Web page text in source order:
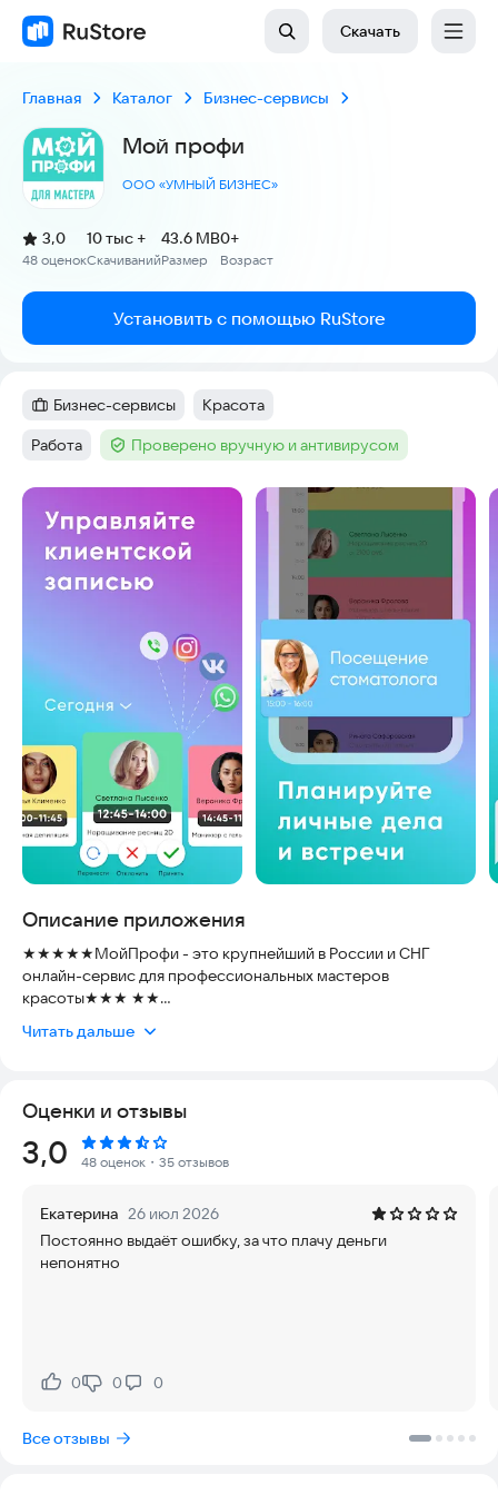
Скачать
Главная Каталог Бизнес-сервисы
Мой профи
ООО «УМНЫЙ БИЗНЕС»
Рейтинг:
3,0
(
48 оценок
)
Скачиваний
10 тыс +
Размер
43.6 MB
Возраст
0+
Установить с помощью RuStore
Категория :
Бизнес-сервисы Тег:
Красота
Тег:
Работа Тег :Проверено вручную и антивирусом
Скриншоты
Описание приложения
★★★★★МойПрофи - это крупнейший в России и СНГ
онлайн-сервис для профессиональных мастеров
красоты★★★ ★★
С нами работают более 300 тыс. мастеров красоты
визажисты, мастера макияжа, мастера эпиляции,
массажисты, барберы, сотрудники салона красоты и многие
другие.
управления взаимоотношениями со своими клиентами,
ведения клиентской записи в электронном виде,
предоставления возможности самостоятельной записи на
Забудьте про бумажные записные книжки, ежедневники,
продвинутыми и предоставляйте своим клиентам лучший
Читать дальше
Оценки и отзывы
Рейтинг:
3,0 48 оценок ・35 отзывов
Екатерина 26 июл 2026
Постоянно выдаёт ошибку, за что плачу деньги
непонятно
Нравится:
0Не нравится:
0 0
Все отзывы